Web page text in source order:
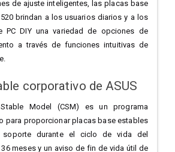
de ajuste inteligentes, las placas base
brindan a los usuarios diarios y a los
PC DIY una variedad de opciones de
a través de funciones intuitivas de
corporativo de ASUS
Model (CSM) es un programa
para proporcionar placas base estables
soporte durante el ciclo de vida del
meses y un aviso de fin de vida útil de